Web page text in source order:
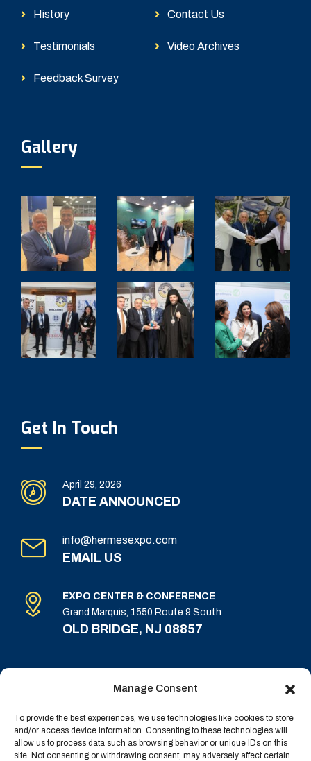
Manage Consent
To provide the best experiences, we use technologies like cookies to store
and/or access device information. Consenting to these technologies will
allow us to process data such as browsing behavior or unique IDs on this
site. Not consenting or withdrawing consent, may adversely affect certain
History Contact Us
Testimonials Video Archives
Feedback Survey
Gallery
Get In Touch
April 29, 2026
DATE ANNOUNCED
info@hermesexpo.com
EMAIL US
EXPO CENTER & CONFERENCE
Grand Marquis, 1550 Route 9 South
OLD BRIDGE, NJ 08857
Terms & Conditions